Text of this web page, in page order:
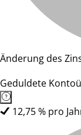
Änderung des
Geduldete
12,75 % pro